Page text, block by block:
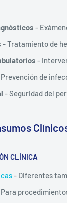
-
- Tratamiento de
-
de
- Seguridad del
CLÍNICA
- Diferentes